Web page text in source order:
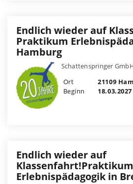
Endlich wieder auf
Praktikum
Hamburg
Schattenspringer
Ort
21109
Beginn
18.03.2027
Endlich wieder auf
Klassenfahrt!Praktikum
Erlebnispädagogik in